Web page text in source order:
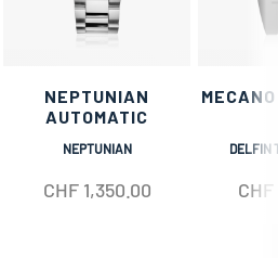
NEPTUNIAN
AUTOMATIC
NEPTUNIAN
CHF1,350.00
DELFIN
CHF